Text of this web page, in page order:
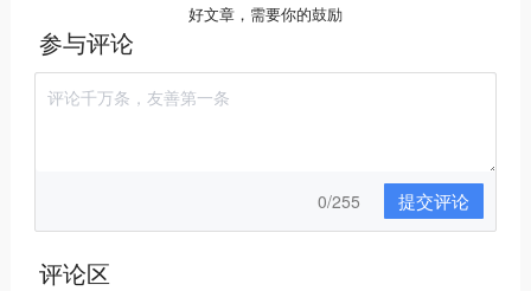
好文章，需要你的鼓励
参与评论
0/255 提交评论
评论区